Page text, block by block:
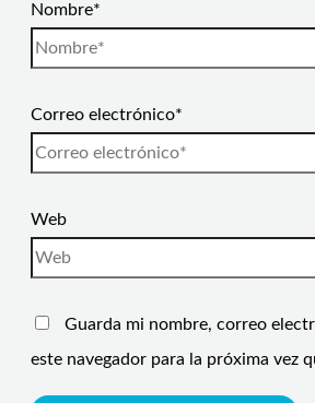
Nombre*
Correo electrónico*
Web
Guarda mi nombre, correo
este navegador para la próxima vez